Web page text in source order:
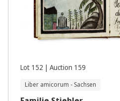
Lot 152 | Auction 159
Liber amicorum - Sachsen